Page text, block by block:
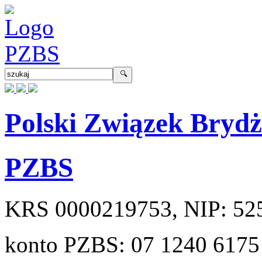
Polski Związek
PZBS
KRS 0000219753, NIP:
konto PZBS: 07 1240